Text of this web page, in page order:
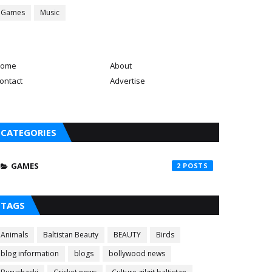
Games Music
About
Advertise
CATEGORIES
GAMES 2
TAGS
Animals Baltistan Beauty BEAUTY
Birds
blog information
blogs
bollywood news